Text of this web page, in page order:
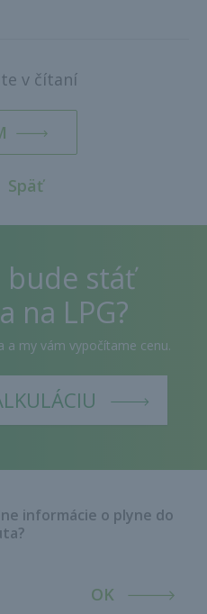
v čítaní
Späť
bude stáť
na LPG?
a my vám vypočítame cenu.
informácie o plyne do
OK